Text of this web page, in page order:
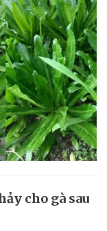
cho gà sau